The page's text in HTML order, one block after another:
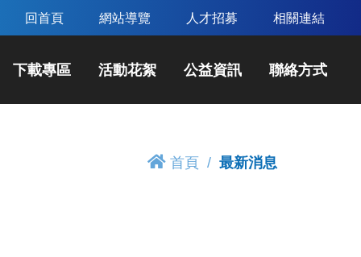
回首頁 網站導覽 人才招募 相關連結
下載專區 活動花絮 公益資訊 聯絡方式
首頁 最新消息